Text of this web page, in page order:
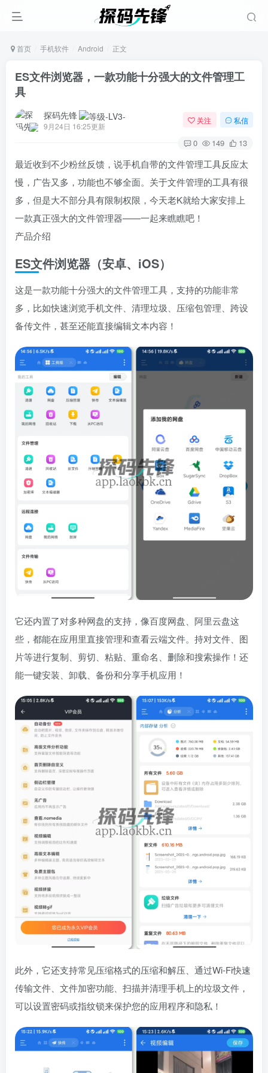
首页 手机软件 Android 正文
ES文件浏览器，一款功能十分强大的文件管理工
具
探码先锋
9月24日 16:25更新
关注 私信
0 149 13
最近收到不少粉丝反馈，说手机自带的文件管理工具反应太
慢，广告又多，功能也不够全面。关于文件管理的工具有很
多，但是大不部分具有限制权限，今天老K就给大家安排上
一款真正强大的文件管理器——一起来瞧瞧吧！
产品介绍
ES文件浏览器（安卓、iOS）
这是一款功能十分强大的文件管理工具，支持的功能非常
多，比如快速浏览手机文件、清理垃圾、压缩包管理、跨设
备传文件，甚至还能直接编辑文本内容！
它还内置了对多种网盘的支持，像百度网盘、阿里云盘这
些，都能在应用里直接管理和查看云端文件。持对文件、图
片等进行复制、剪切、粘贴、重命名、删除和搜索操作！还
能一键安装、卸载、备份和分享手机应用！
此外，它还支持常见压缩格式的压缩和解压、通过Wi-Fi快速
传输文件、文件加密功能、扫描并清理手机上的垃圾文件，
可以设置密码或指纹锁来保护您的应用程序和隐私！